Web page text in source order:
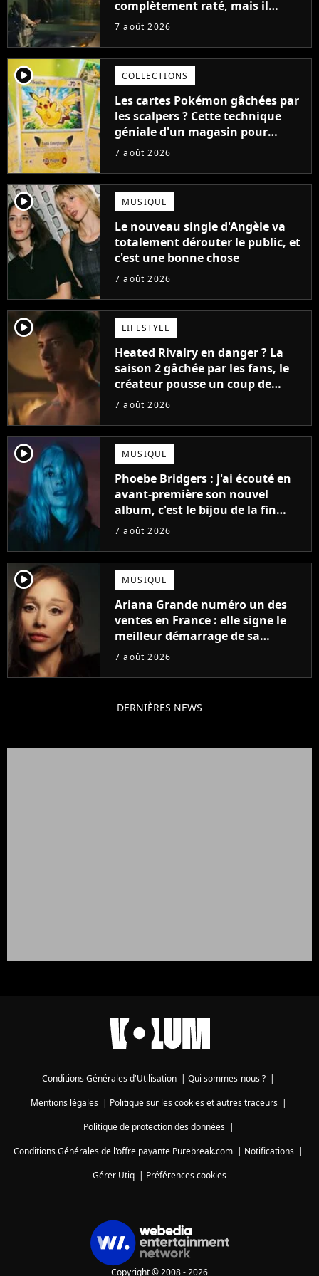
complètement raté, mais il
aurait pu être encore pire à
7 août 2026
player2 COLLECTIONS
Les cartes Pokémon gâchées par
les scalpers ? Cette technique
géniale d'un magasin pour
ruiner les revendeurs
7 août 2026
player2 MUSIQUE
Le nouveau single d'Angèle va
totalement dérouter le public, et
c'est une bonne chose
7 août 2026
player2 LIFESTYLE
Heated Rivalry en danger ? La
saison 2 gâchée par les fans, le
créateur pousse un coup de
gueule
7 août 2026
player2 MUSIQUE
Phoebe Bridgers : j'ai écouté en
avant-première son nouvel
album, c'est le bijou de la fin
d'été
7 août 2026
player2 MUSIQUE
Ariana Grande numéro un des
ventes en France : elle signe le
meilleur démarrage de sa
carrière avec son album Petal
7 août 2026
DERNIÈRES NEWS
Conditions Générales d'Utilisation | Qui sommes-nous ? |
Mentions légales| Politique sur les cookies et autres traceurs|
Politique de protection des données|
Conditions Générales de l'offre payante Purebreak.com | Notifications |
Gérer Utiq | Préférences cookies
Copyright © 2008 - 2026